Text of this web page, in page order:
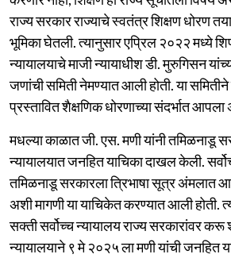
राज्य सरकार राज्याचे स्वतंत्र शिक्षण धोरण
भूमिका घेतली. त्यानुसार एप्रिल २०२२ मध्ये
न्यायालयाचे माजी न्यायाधीश डी. मुरुगिसन
जणांची समिती नेमण्यात आली होती. या
प्रस्तावित शैक्षणिक धोरणाच्या संदर्भात
मधल्या काळात जी. एस. मणी यांनी तमिळनाडू
न्यायालयात जनहित याचिका दाखल केली.
तमिळनाडू सरकारला त्रिभाषा सूत्र अंमलात
अशी मागणी या याचिकेत करण्यात आली होती.
सक्ती सर्वोच्च न्यायालय राज्य सरकारांवर
न्यायालयाने ९ मे २०२५ ला मणी यांची जनहित